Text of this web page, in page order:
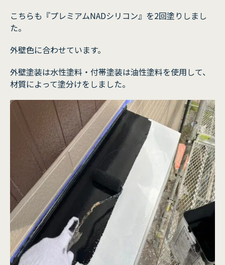
こちらも『プレミアムNADシリコン』を2回塗りしまし
た。
外壁色に合わせています。
外壁塗装は水性塗料・付帯塗装は油性塗料を使用して、
材質によって塗分けをしました。